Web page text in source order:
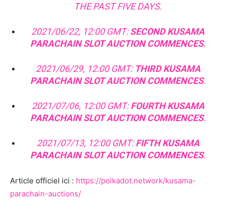
THE PAST FIVE DAYS.
2021/06/22, 12:00 GMT: SECOND KUSAMA
PARACHAIN SLOT AUCTION COMMENCES.
2021/06/29, 12:00 GMT: THIRD KUSAMA
PARACHAIN SLOT AUCTION COMMENCES.
2021/07/06, 12:00 GMT: FOURTH KUSAMA
PARACHAIN SLOT AUCTION COMMENCES.
2021/07/13, 12:00 GMT: FIFTH KUSAMA
PARACHAIN SLOT AUCTION COMMENCES.
Article officiel ici : https://polkadot.network/kusama-
parachain-auctions/